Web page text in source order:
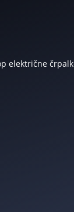
električne